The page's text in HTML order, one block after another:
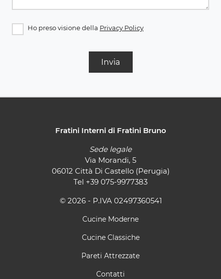
Ho preso visione della Privacy Policy
Invia
Fratini Interni di Fratini Bruno
Sede legale
Via Morandi, 5
06012 Città Di Castello (Perugia)
Tel +39 075-9977383
© 2026 - P.IVA 02497360541
Cucine Moderne
Cucine Classiche
Pareti Attrezzate
Contatti